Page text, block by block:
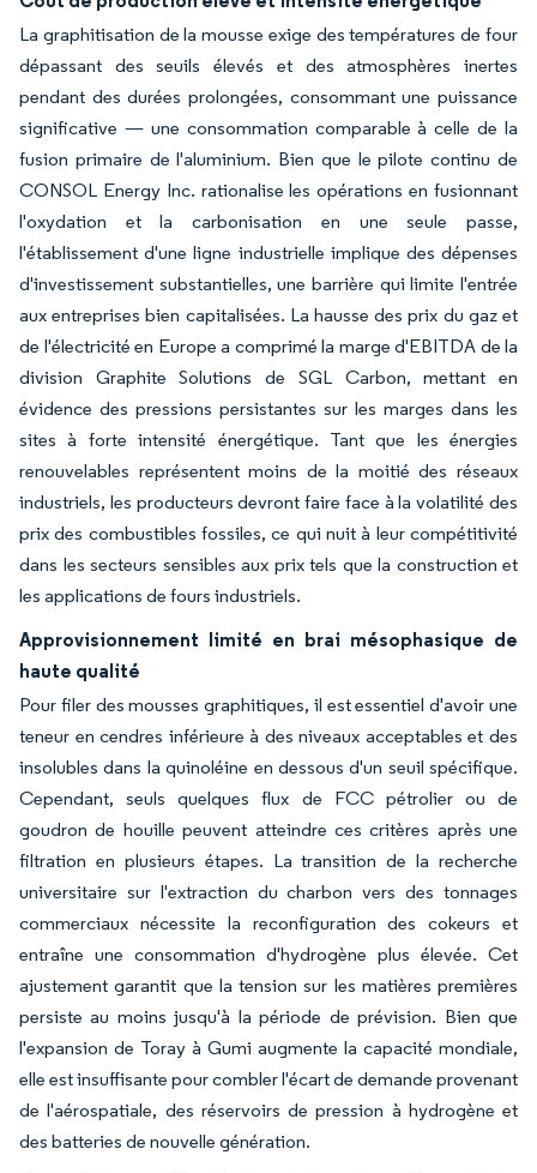
La graphitisation de la mousse exige des températures de four
dépassant des seuils élevés et des atmosphères inertes
pendant des durées prolongées, consommant une puissance
significative — une consommation comparable à celle de la
fusion primaire de l'aluminium. Bien que le pilote continu de
CONSOL Energy Inc. rationalise les opérations en fusionnant
l'oxydation et la carbonisation en une seule passe,
l'établissement d'une ligne industrielle implique des dépenses
d'investissement substantielles, une barrière qui limite l'entrée
aux entreprises bien capitalisées. La hausse des prix du gaz et
de l'électricité en Europe a comprimé la marge d'EBITDA de la
division Graphite Solutions de SGL Carbon, mettant en
évidence des pressions persistantes sur les marges dans les
sites à forte intensité énergétique. Tant que les énergies
renouvelables représentent moins de la moitié des réseaux
industriels, les producteurs devront faire face à la volatilité des
prix des combustibles fossiles, ce qui nuit à leur compétitivité
dans les secteurs sensibles aux prix tels que la construction et
les applications de fours industriels.
Approvisionnement limité en brai mésophasique de
haute qualité
Pour filer des mousses graphitiques, il est essentiel d'avoir une
teneur en cendres inférieure à des niveaux acceptables et des
insolubles dans la quinoléine en dessous d'un seuil spécifique.
Cependant, seuls quelques flux de FCC pétrolier ou de
goudron de houille peuvent atteindre ces critères après une
filtration en plusieurs étapes. La transition de la recherche
universitaire sur l'extraction du charbon vers des tonnages
commerciaux nécessite la reconfiguration des cokeurs et
entraîne une consommation d'hydrogène plus élevée. Cet
ajustement garantit que la tension sur les matières premières
persiste au moins jusqu'à la période de prévision. Bien que
l'expansion de Toray à Gumi augmente la capacité mondiale,
elle est insuffisante pour combler l'écart de demande provenant
de l'aérospatiale, des réservoirs de pression à hydrogène et
des batteries de nouvelle génération.